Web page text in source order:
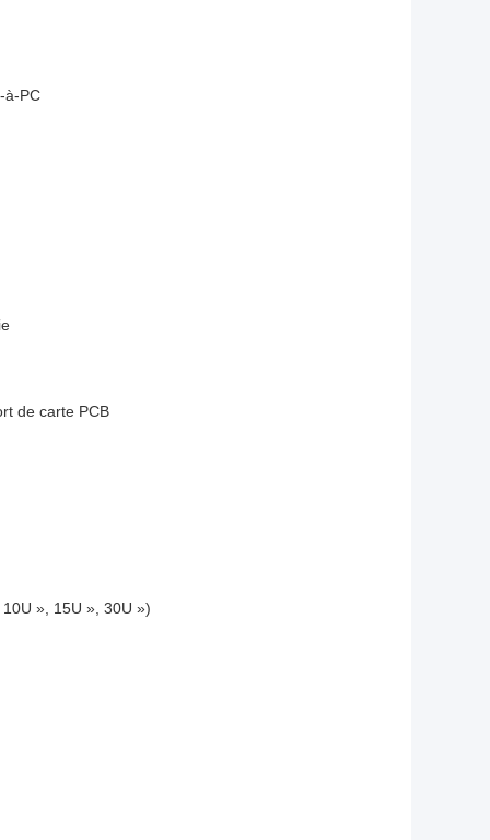
à-PC
de carte PCB
», 15U », 30U »)